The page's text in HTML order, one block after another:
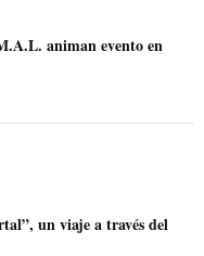
animan evento en
un viaje a través del